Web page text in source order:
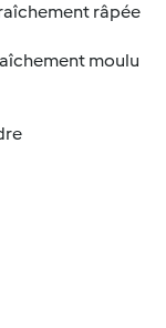
râpée
moulu